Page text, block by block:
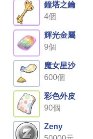
鐘塔之鑰
4個
輝光金屬
9個
魔女星沙
600個
彩色外皮
90個
Zeny